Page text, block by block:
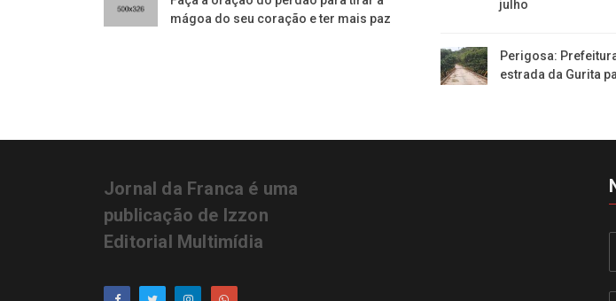
mágoa do seu coração e ter mais paz
julho
Perigosa:
estrada da Gurita
Jornal da Franca é uma
publicação de Izzon
Editorial Multimídia